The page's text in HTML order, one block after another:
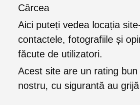
Cârcea
Aici puteți vedea locația
contactele, fotografiile și
făcute de utilizatori.
Acest site are un rating bun
nostru, cu sigurantă au